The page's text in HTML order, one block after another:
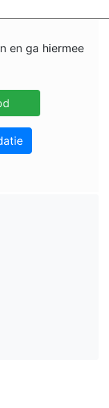
en ga hiermee